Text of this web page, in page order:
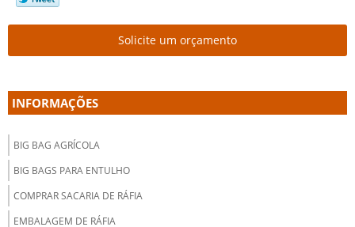
Solicite um orçamento
INFORMAÇÕES
BIG BAG AGRÍCOLA
BIG BAGS PARA ENTULHO
COMPRAR SACARIA DE RÁFIA
EMBALAGEM DE RÁFIA